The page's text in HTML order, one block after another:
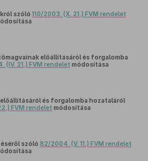
szóló 110/2003. (X. 21.) FVM rendelet
előállításáról és forgalomba
(IV. 21.) FVM rendelet módosítása
és forgalomba hozataláról
FVM rendelet módosítása
szóló 82/2004. (V. 11.) FVM rendelet